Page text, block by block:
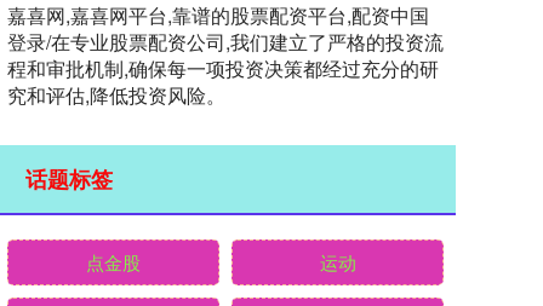
嘉喜网,嘉喜网平台,靠谱的股票配资平台,配资中国
登录/在专业股票配资公司,我们建立了严格的投资流
程和审批机制,确保每一项投资决策都经过充分的研
究和评估,降低投资风险。
话题标签
点金股 运动